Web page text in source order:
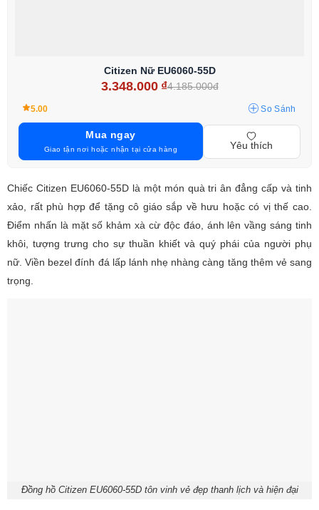
Citizen Nữ EU6060-55D
3.348.000 ₫4.185.000đ
5.00 So Sánh
Mua ngay
Giao tận nơi hoặc nhận tại cửa hàng Yêu thích
Chiếc Citizen EU6060-55D là một món quà tri ân đẳng cấp và tinh
xảo, rất phù hợp để tặng cô giáo sắp về hưu hoặc có vị thế cao.
Điểm nhấn là mặt số khảm xà cừ độc đáo, ánh lên vầng sáng tinh
khôi, tượng trưng cho sự thuần khiết và quý phái của người phụ
nữ. Viền bezel đính đá lấp lánh nhẹ nhàng càng tăng thêm vẻ sang
trọng.
Đồng hồ Citizen EU6060-55D tôn vinh vẻ đẹp thanh lịch và hiện đại